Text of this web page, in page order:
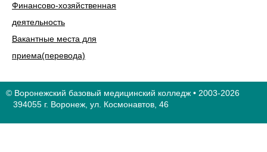
Финансово-хозяйственная
деятельность
Вакантные места для
приема(перевода)
© Воронежский базовый медицинский колледж • 2003-2026
394055 г. Воронеж, ул. Космонавтов, 46